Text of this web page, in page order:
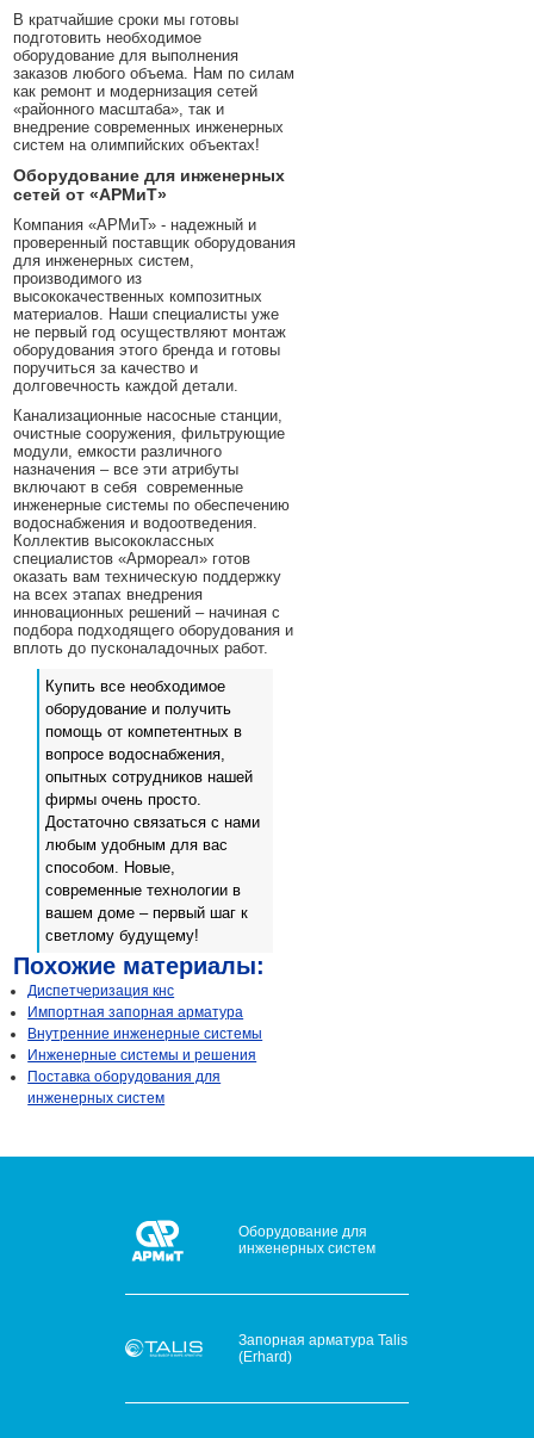
В кратчайшие сроки мы готовы
подготовить необходимое
оборудование для выполнения
заказов любого объема. Нам по силам
как ремонт и модернизация сетей
«районного масштаба», так и
внедрение современных инженерных
систем на олимпийских объектах!
Оборудование для инженерных
сетей от «АРМиТ»
Компания «АРМиТ» - надежный и
проверенный поставщик оборудования
для инженерных систем,
производимого из
высококачественных композитных
материалов. Наши специалисты уже
не первый год осуществляют монтаж
оборудования этого бренда и готовы
поручиться за качество и
долговечность каждой детали.
Канализационные насосные станции,
очистные сооружения, фильтрующие
модули, емкости различного
назначения – все эти атрибуты
включают в себя современные
инженерные системы по обеспечению
водоснабжения и водоотведения.
Коллектив высококлассных
специалистов «Армореал» готов
оказать вам техническую поддержку
на всех этапах внедрения
инновационных решений – начиная с
подбора подходящего оборудования и
вплоть до пусконаладочных работ.
Купить все необходимое
оборудование и получить
помощь от компетентных в
вопросе водоснабжения,
опытных сотрудников нашей
фирмы очень просто.
Достаточно связаться с нами
любым удобным для вас
способом. Новые,
современные технологии в
вашем доме – первый шаг к
светлому будущему!
Похожие материалы:
Диспетчеризация кнс
Импортная запорная арматура
Внутренние инженерные системы
Инженерные системы и решения
Поставка оборудования для
инженерных систем
Оборудование для
инженерных систем
Запорная арматура Talis
(Erhard)